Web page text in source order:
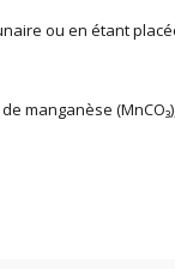
ou en étant
manganèse